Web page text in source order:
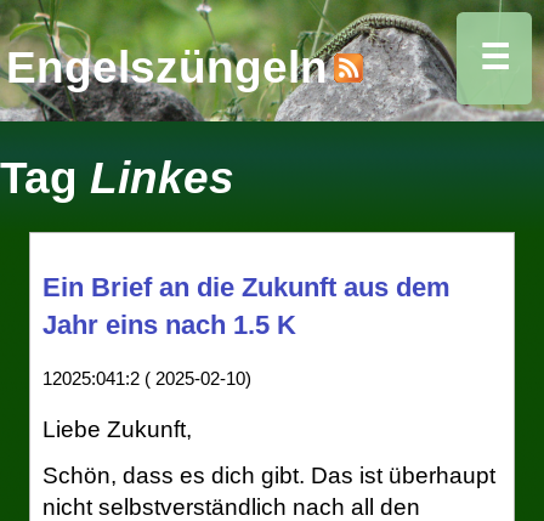
Engelszüngeln
Tag Linkes
Ein Brief an die Zukunft aus dem
Jahr eins nach 1.5 K
12025:041:2 ( 2025-02-10)
Liebe Zukunft,
Schön, dass es dich gibt. Das ist überhaupt
nicht selbstverständlich nach all den
☰